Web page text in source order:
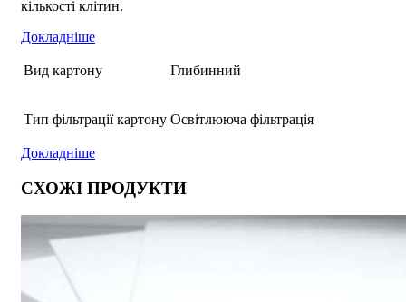
кількості клітин.
Докладніше
Вид картону Глибинний
Тип фільтрації картону Освітлююча фільтрація
Докладніше
СХОЖІ ПРОДУКТИ